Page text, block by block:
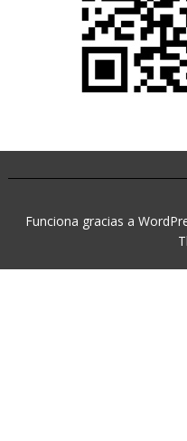
Funciona gracias a